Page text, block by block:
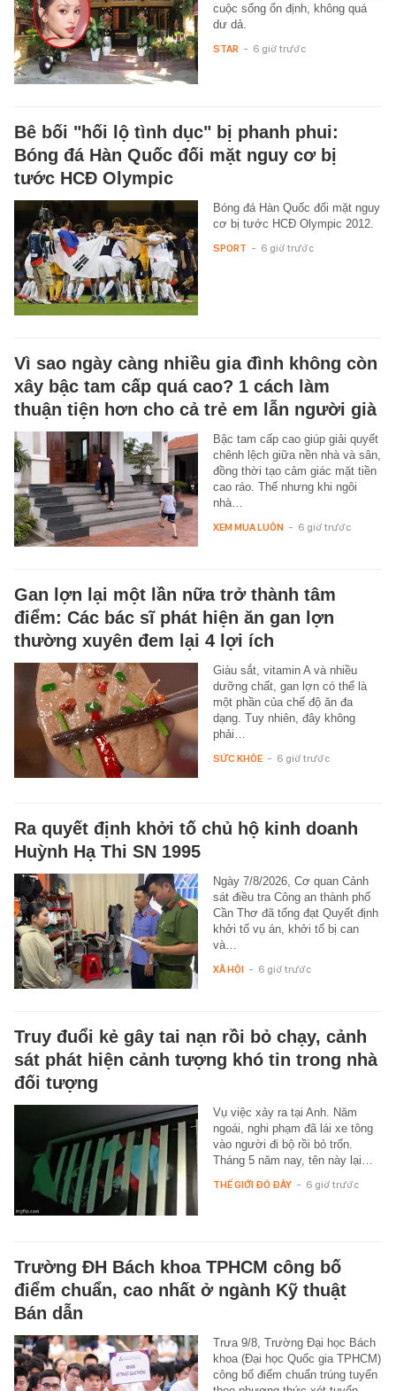
cuộc sống ổn định, không quá
dư dả.
STAR - 6 giờ trước
Bê bối "hối lộ tình dục" bị phanh phui:
Bóng đá Hàn Quốc đối mặt nguy cơ bị
tước HCĐ Olympic
Bóng đá Hàn Quốc đối mặt nguy
cơ bị tước HCĐ Olympic 2012.
SPORT - 6 giờ trước
Vì sao ngày càng nhiều gia đình không còn
xây bậc tam cấp quá cao? 1 cách làm
thuận tiện hơn cho cả trẻ em lẫn người già
Bậc tam cấp cao giúp giải quyết
chênh lệch giữa nền nhà và sân,
đồng thời tạo cảm giác mặt tiền
cao ráo. Thế nhưng khi ngôi
nhà…
XEM MUA LUÔN - 6 giờ trước
Gan lợn lại một lần nữa trở thành tâm
điểm: Các bác sĩ phát hiện ăn gan lợn
thường xuyên đem lại 4 lợi ích
Giàu sắt, vitamin A và nhiều
dưỡng chất, gan lợn có thể là
một phần của chế độ ăn đa
dạng. Tuy nhiên, đây không
phải…
SỨC KHỎE - 6 giờ trước
Ra quyết định khởi tố chủ hộ kinh doanh
Huỳnh Hạ Thi SN 1995
Ngày 7/8/2026, Cơ quan Cảnh
sát điều tra Công an thành phố
Cần Thơ đã tống đạt Quyết định
khởi tố vụ án, khởi tố bị can
và…
XÃ HỘI - 6 giờ trước
Truy đuổi kẻ gây tai nạn rồi bỏ chạy, cảnh
sát phát hiện cảnh tượng khó tin trong nhà
đối tượng
Vụ việc xảy ra tại Anh. Năm
ngoái, nghi phạm đã lái xe tông
vào người đi bộ rồi bỏ trốn.
Tháng 5 năm nay, tên này lại…
THẾ GIỚI ĐÓ ĐÂY - 6 giờ trước
Trường ĐH Bách khoa TPHCM công bố
điểm chuẩn, cao nhất ở ngành Kỹ thuật
Bán dẫn
Trưa 9/8, Trường Đại học Bách
khoa (Đại học Quốc gia TPHCM)
công bố điểm chuẩn trúng tuyển